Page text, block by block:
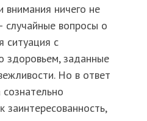
внимания ничего не
вопросы о
ситуация с
здоровьем, заданные
Но в ответ
заинтересованность,